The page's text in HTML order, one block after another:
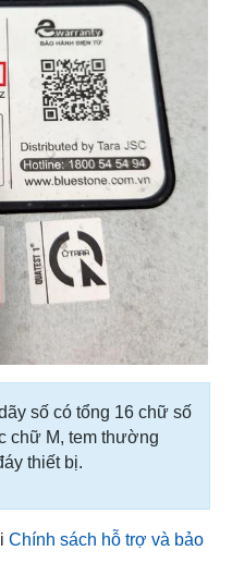
số có tổng 16 chữ số
chữ M, tem thường
thiết bị.
Chính sách hỗ trợ và bảo